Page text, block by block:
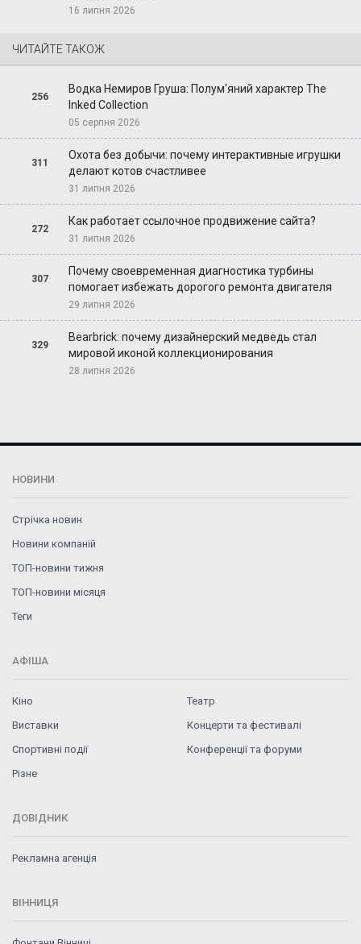
16 липня 2026
ЧИТАЙТЕ ТАКОЖ
256
Водка Немиров Груша: Полум'яний характер The
Inked Collection
05 серпня 2026
311
Охота без добычи: почему интерактивные игрушки
делают котов счастливее
31 липня 2026
272
Как работает ссылочное продвижение сайта?
31 липня 2026
307
Почему своевременная диагностика турбины
помогает избежать дорогого ремонта двигателя
29 липня 2026
329
Bearbrick: почему дизайнерский медведь стал
мировой иконой коллекционирования
28 липня 2026
НОВИНИ
Стрічка новин
Новини компаній
ТОП-новини тижня
ТОП-новини місяця
Теги
АФІША
Кіно
Театр
Виставки
Концерти та фестивалі
Спортивні події
Конференції та форуми
Різне
ДОВІДНИК
Рекламна агенція
ВІННИЦЯ